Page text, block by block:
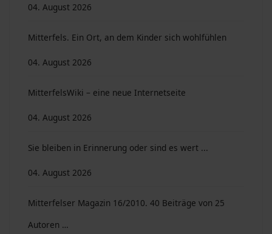
04. August 2026
Mitterfels. Ein Ort, an dem Kinder sich wohlfühlen
04. August 2026
MitterfelsWiki – eine neue Internetseite
04. August 2026
Sie bleiben in Erinnerung oder sind es wert ...
04. August 2026
Mitterfelser Magazin 16/2010. 40 Beiträge von 25
Autoren …